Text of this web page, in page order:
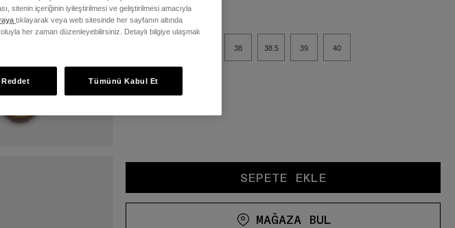
38 38.5 39 40
Beden & Kalıp
SEPETE EKLE
MAĞAZA BUL
sitenin içeriğinin iyileştirilmesi ve geliştirilmesi amacıyla
tıklayarak veya web sitesinde her sayfanın altında
her zaman düzenleyebilirsiniz. Detaylı bilgiye ulaşmak
Tümünü Kabul Et